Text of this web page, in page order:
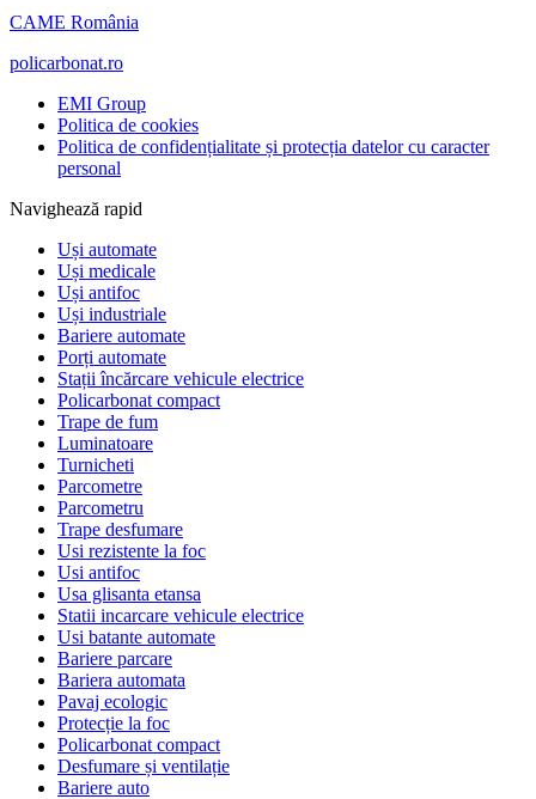
CAME România
policarbonat.ro
EMI Group
Politica de cookies
Politica de confidențialitate și protecția datelor cu caracter
personal
Navighează rapid
Uși automate
Uși medicale
Uși antifoc
Uși industriale
Bariere automate
Porți automate
Stații încărcare vehicule electrice
Policarbonat compact
Trape de fum
Luminatoare
Turnicheti
Parcometre
Parcometru
Trape desfumare
Usi rezistente la foc
Usi antifoc
Usa glisanta etansa
Statii incarcare vehicule electrice
Usi batante automate
Bariere parcare
Bariera automata
Pavaj ecologic
Protecție la foc
Policarbonat compact
Desfumare și ventilație
Bariere auto